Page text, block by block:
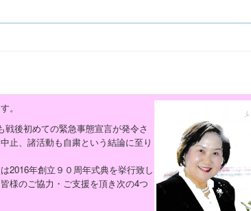
。
後初めての緊急事態宣言が発令さ
止、諸活動も自粛という結論に至り
2016年創立９０周年式典を挙行致し
様のご協力・ご支援を頂き次の4つ